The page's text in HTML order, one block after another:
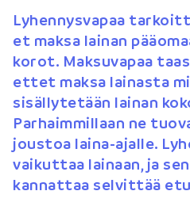
Lyhennysvapaa
et maksa lainan
korot. Maksuvapaa
ettet maksa lainasta
sisällytetään lainan
Parhaimmillaan ne
joustoa laina-ajalle.
vaikuttaa lainaan, ja
kannattaa selvittää